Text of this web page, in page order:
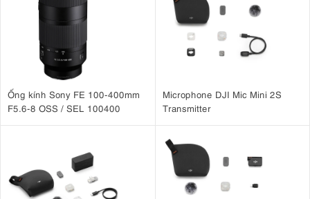
Ống kính Sony FE 100-400mm
F5.6-8 OSS / SEL 100400
Microphone DJI Mic Mini 2S
Transmitter